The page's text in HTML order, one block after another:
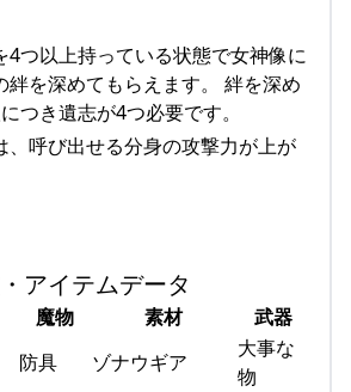
4つ以上持っている状態で女神像に
絆を深めてもらえます。 絆を深め
つき遺志が4つ必要です。
、呼び出せる分身の攻撃力が上が
アイテムデータ
魔物 素材
武器
防具 ゾナウギア
大事な
物